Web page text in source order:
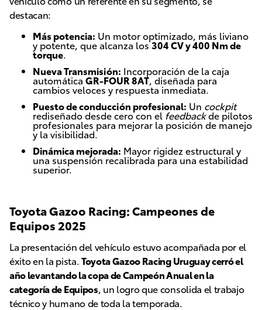
destacan:
Más potencia: Un motor optimizado, más liviano
y potente, que alcanza los304 CV y 400 Nm de
torque.
Nueva Transmisión: Incorporación de la caja
automática GR-FOUR 8AT, diseñada para
cambios veloces y respuesta inmediata.
Puesto de conducción profesional: Un cockpit
rediseñado desde cero con el feedbackde pilotos
profesionales para mejorar la posición de manejo
y la visibilidad.
Dinámica mejorada: Mayor rigidez estructural y
una suspensión recalibrada para una estabilidad
superior.
Toyota Gazoo Racing: Campeones de
Equipos 2025
La presentación del vehículo estuvo acompañada por el
éxito en la pista.Toyota Gazoo Racing Uruguay cerró el
año levantando la copa de Campeón Anual en la
categoría de Equipos, un logro que consolida el trabajo
técnico y humano de toda la temporada.